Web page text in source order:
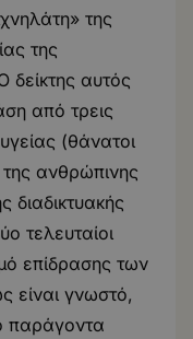
της
της
δείκτης αυτός
από τρεις
(θάνατοι
ανθρώπινης
διαδικτυακής
τελευταίοι
επίδρασης των
είναι γνωστό,
παράγοντα